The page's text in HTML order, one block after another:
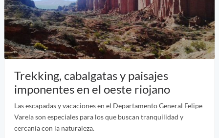
Trekking, cabalgatas y paisajes
imponentes en el oeste riojano
Las escapadas y vacaciones en el Departamento General Felipe
Varela son especiales para los que buscan tranquilidad y
cercanía con la naturaleza.